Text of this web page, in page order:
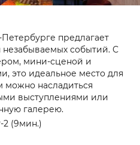
предлагает
событий. С
мини-сценой и
это идеальное место для
можно насладиться
выступлениями или
галерею.
2 (9мин.)